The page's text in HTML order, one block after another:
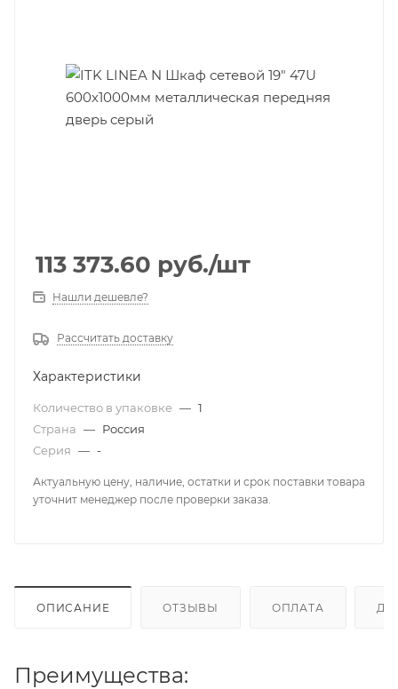
113 373.60 руб./шт
Нашли дешевле?
Рассчитать доставку
Характеристики
Количество в упаковке — 1
Страна — Россия
Серия — -
Актуальную цену, наличие, остатки и срок поставки товара
уточнит менеджер после проверки заказа.
ОПИСАНИЕ ОТЗЫВЫ ОПЛАТА
Преимущества: